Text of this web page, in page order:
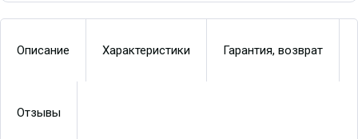
Описание Характеристики Гарантия, возврат
Отзывы